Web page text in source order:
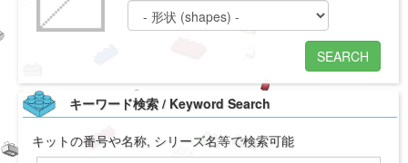
SEARCH
キーワード検索 / Keyword Search
キットの番号や名称, シリーズ名等で検索可能